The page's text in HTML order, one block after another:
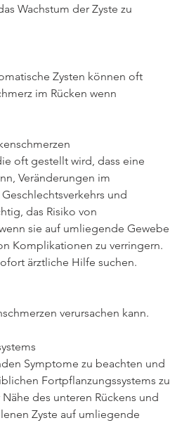
Wachstum der Zyste zu
Zysten können oft
im Rücken wenn
oft gestellt wird, dass eine
Veränderungen im
und
das Risiko von
sie auf umliegende Gewebe
Komplikationen zu verringern.
ärztliche Hilfe suchen.
verursachen kann.
Symptome zu beachten und
Fortpflanzungssystems zu
des unteren Rückens und
Zyste auf umliegende